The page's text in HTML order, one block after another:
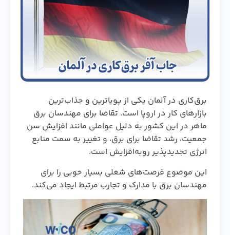
برق‌کاری در آلمان یکی از پویاترین و جذاب‌ترین
بازارهای کار در اروپا است. تقاضا برای مهندسان برق
ماهر در این کشور به دلیل عواملی مانند افزایش سن
جمعیت، رشد تقاضا برای برق، و تغییر به سمت منابع
انرژی تجدیدپذیر روبه‌افزایش است.
این موضوع فرصت‌های شغلی بسیار خوبی را برای
مهندسان برق با مدارک و تجارب مرتبط ایجاد می‌کند.